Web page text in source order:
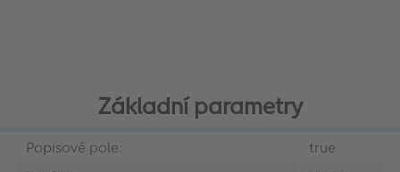
Základní parametry
Popisové pole:
true